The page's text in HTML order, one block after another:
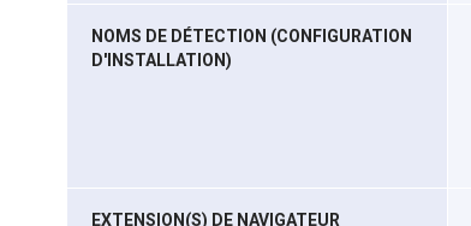
NOMS DE DÉTECTION (CONFIGURATION
D'INSTALLATION)
EXTENSION(S) DE NAVIGATEUR